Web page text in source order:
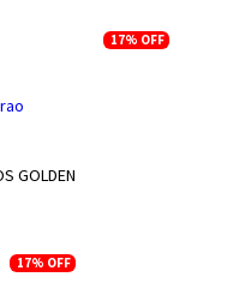
17% OFF
GOLDEN
17% OFF